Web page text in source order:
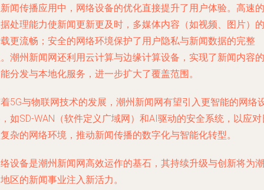
闻传播应用中，网络设备的优化直接提升了用户体验。高速的
处理能力使新闻更新更及时，多媒体内容（如视频、图片）的
更流畅；安全的网络环境保护了用户隐私与新闻数据的完整
潮州新闻网还利用云计算与边缘计算设备，实现了新闻内容的
分发与本地化服务，进一步扩大了覆盖范围。
5G与物联网技术的发展，潮州新闻网有望引入更智能的网络
如SD-WAN（软件定义广域网）和AI驱动的安全系统，以应对
杂的网络环境，推动新闻传播的数字化与智能化转型。
设备是潮州新闻网高效运作的基石，其持续升级与创新将为潮
区的新闻事业注入新活力。